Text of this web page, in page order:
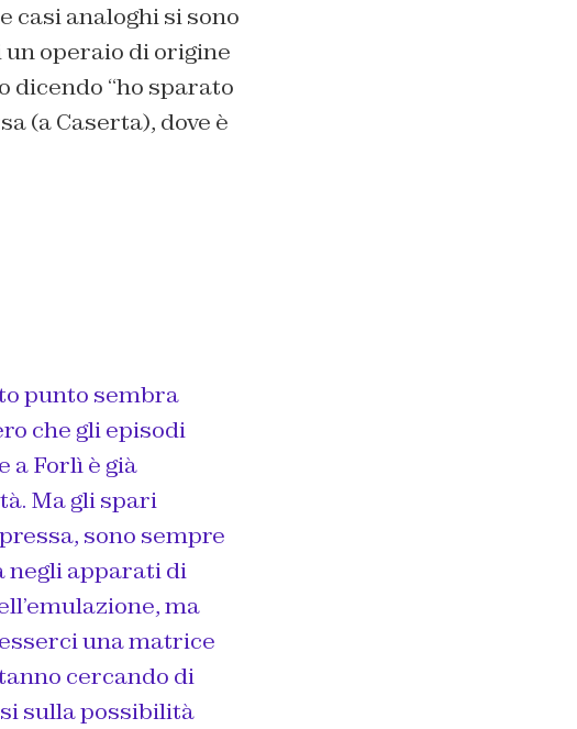
casi analoghi si sono
un operaio di origine
dicendo “ho sparato
(a Caserta), dove è
punto sembra
che gli episodi
a Forlì è già
Ma gli spari
sono sempre
negli apparati di
ma
una matrice
cercando di
sulla possibilità